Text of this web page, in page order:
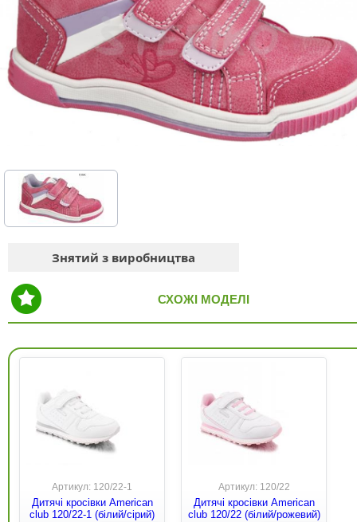
Знятий з виробництва
СХОЖІ МОДЕЛІ
Артикул: 120/22-1
Дитячі кросівки American
club 120/22-1 (білий/сірий)
Артикул: 120/22
Дитячі кросівки American
club 120/22 (білий/рожевий)